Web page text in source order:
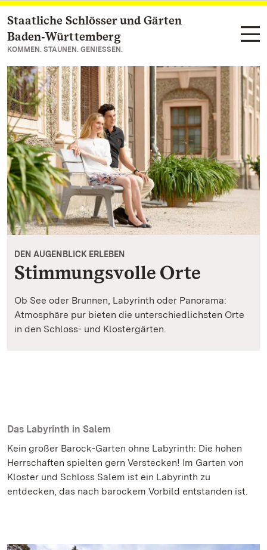
Zum Hauptinhalt springen
Staatliche Schlösser und Gärten
Baden‑Württemberg
KOMMEN. STAUNEN. GENIESSEN.
DEN AUGENBLICK ERLEBEN
Stimmungsvolle Orte
Ob See oder Brunnen, Labyrinth oder Panorama:
Atmosphäre pur bieten die unterschiedlichsten Orte
in den Schloss- und Klostergärten.
Das Labyrinth in Salem
Kein großer Barock-Garten ohne Labyrinth: Die hohen
Herrschaften spielten gern Verstecken! Im Garten von
Kloster und Schloss Salem ist ein Labyrinth zu
entdecken, das nach barockem Vorbild entstanden ist.